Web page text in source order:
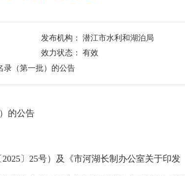
发布机构： 潜江市水利和湖泊局
效力状态： 有效
（第一批）的公告
的公告
2025 〕25号）及《市河湖长制办公室关于印发